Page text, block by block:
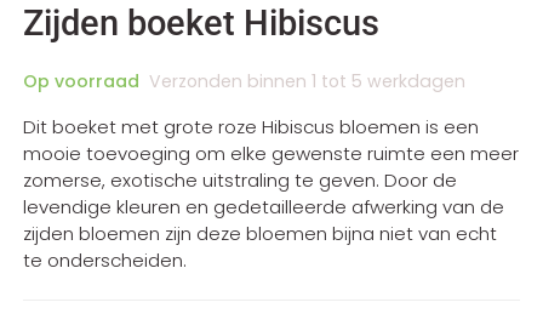
Zijden boeket Hibiscus
Op voorraad Verzonden binnen 1 tot 5 werkdagen
Dit boeket met grote roze Hibiscus bloemen is een
mooie toevoeging om elke gewenste ruimte een meer
zomerse, exotische uitstraling te geven. Door de
levendige kleuren en gedetailleerde afwerking van de
zijden bloemen zijn deze bloemen bijna niet van echt
te onderscheiden.